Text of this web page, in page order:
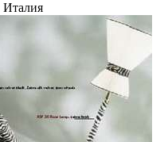
Италия